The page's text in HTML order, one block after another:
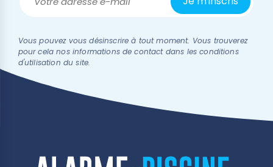
Vous pouvez vous désinscrire à tout moment. Vous trouverez
pour cela nos informations de contact dans les conditions
d'utilisation du site.